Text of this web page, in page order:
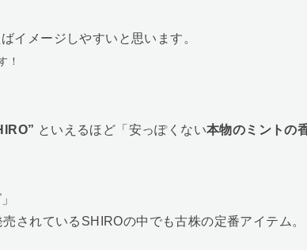
イメージしやすいと思います。
！
といえるほど「安っぽくない本物のミントの
されているSHIROの中でも古株の定番アイテム。